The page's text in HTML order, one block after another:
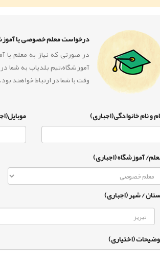
درخواست معلم خصوصی یا
در صورتی که نیاز به معلم یا
آموزشگاه،تیم بلدیاب به
وقت با شما در ارتباط خواهند بود.
و نام خانوادگی(اجباری)
آموزشگاه (اجباری)
/ شهر (اجباری)
(اختیاری)